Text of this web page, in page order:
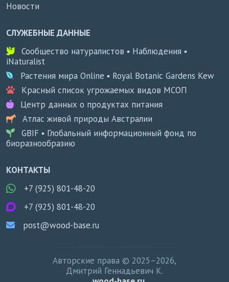
Новости
СЛУЖЕБНЫЕ ДАННЫЕ
Сообщество натуралистов ▪ Наблюдения ▪
iNaturalist
Растения мира Online ▪ Royal Botanic Gardens Kew
Красный список угрожаемых видов МСОП
Центр данных о продуктах питания
Атлас живой природы Австралии
GBIF ▪ Глобальный информационный фонд по
биоразнообразию
КОНТАКТЫ
+7 (925) 801-48-20
+7 (925) 801-48-20
post@wood-base.ru
Авторские права © 2025–2026,
Дмитрий Геннадьевич К.